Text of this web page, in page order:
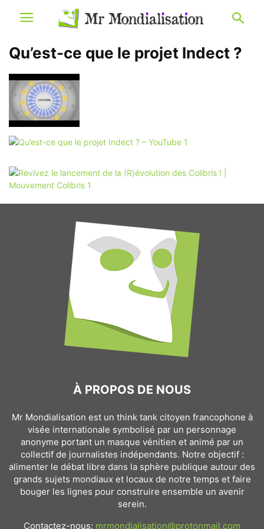
Qu’est-ce que le projet Indect ?
À PROPOS DE NOUS
Mr Mondialisation est un think tank citoyen francophone à
visée internationale symbolisé par un personnage
anonyme portant un masque vénitien et animé par un
collectif de journalistes indépendants. Notre objectif :
alimenter le débat libre dans la sphère publique autour des
grands sujets mondiaux et locaux de notre temps et faire
bouger les lignes pour construire ensemble un avenir
serein.
Contactez-nous: mrmondialisation@protonmail.com